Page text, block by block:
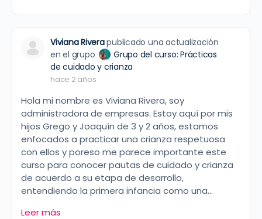
Viviana Riverapublicado una actualización
en el grupo
Grupo del curso: Prácticas
de cuidado y crianza
hace 2 años
Hola mi nombre es Viviana Rivera, soy
administradora de empresas. Estoy aquí por mis
hijos Grego y Joaquín de 3 y 2 años, estamos
enfocados a practicar una crianza respetuosa
con ellos y poreso me parece importante este
curso para conocer pautas de cuidado y crianza
de acuerdo a su etapa de desarrollo,
entendiendo la primera infancia como una…
Leer más